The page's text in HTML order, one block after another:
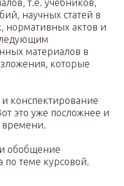
т.е. учебников,
научных статей в
нормативных актов и
материалов в
которые
конспектирование
это уже посложнее и
времени.
обобщение
по теме курсовой.